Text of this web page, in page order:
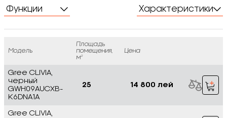
Функции Характеристики
Модель
Площадь
помещения,
м²
Цена
Gree CLIVIA,
черный
GWH09AUCXB-
K6DNA1A
25 14 800 лей
Gree CLIVIA,